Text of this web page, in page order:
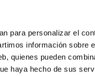
para personalizar el
información sobre
quienes pueden
haya hecho de sus
BASKONIA-